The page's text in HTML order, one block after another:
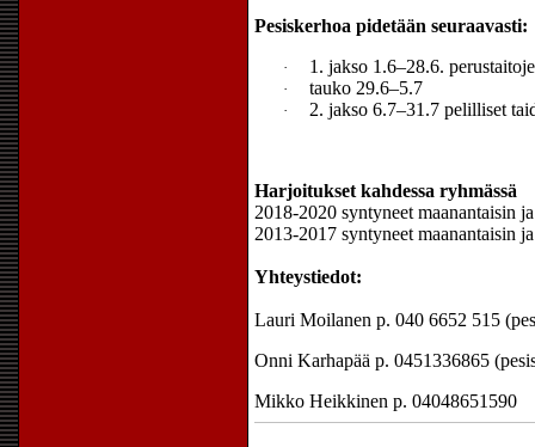
Pesiskerhoa pidetään seuraavasti:
· 1. jakso 1.6–28.6.
· tauko 29.6–5.7
· 2. jakso 6.7–31.7 pelilliset
Harjoitukset kahdessa ryhmässä
2018-2020 syntyneet maanantaisin
2013-2017 syntyneet maanantaisin
Yhteystiedot:
Lauri Moilanen p. 040 6652 515
Onni Karhapää p. 0451336865
Mikko Heikkinen p. 04048651590